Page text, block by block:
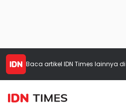
Baca artikel IDN Times lainnya di